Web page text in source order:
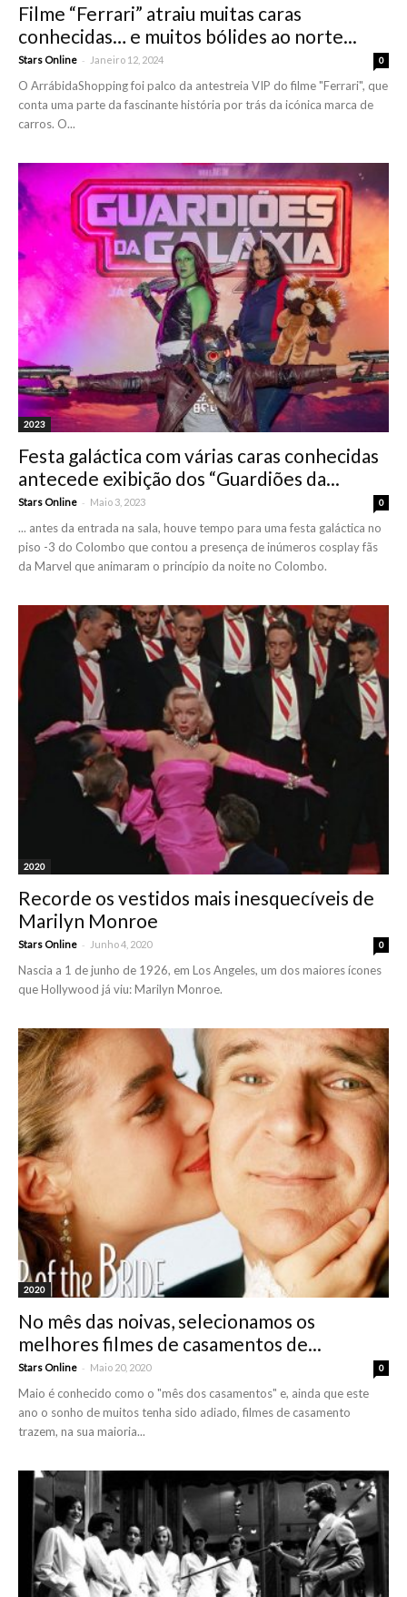
Filme “Ferrari” atraiu muitas caras
conhecidas… e muitos bólides ao norte...
Stars Online - Janeiro 12, 2024 0
O ArrábidaShopping foi palco da antestreia VIP do filme "Ferrari", que
conta uma parte da fascinante história por trás da icónica marca de
carros. O...
2023
Festa galáctica com várias caras conhecidas
antecede exibição dos “Guardiões da...
Stars Online - Maio 3, 2023 0
... antes da entrada na sala, houve tempo para uma festa galáctica no
piso -3 do Colombo que contou a presença de inúmeros cosplay fãs
da Marvel que animaram o princípio da noite no Colombo.
2020
Recorde os vestidos mais inesquecíveis de
Marilyn Monroe
Stars Online - Junho 4, 2020 0
Nascia a 1 de junho de 1926, em Los Angeles, um dos maiores ícones
que Hollywood já viu: Marilyn Monroe.
2020
No mês das noivas, selecionamos os
melhores filmes de casamentos de...
Stars Online - Maio 20, 2020 0
Maio é conhecido como o "mês dos casamentos" e, ainda que este
ano o sonho de muitos tenha sido adiado, filmes de casamento
trazem, na sua maioria...